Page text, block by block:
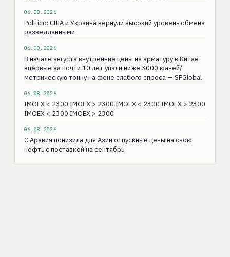
06.08.2026
Politico: США и Украина вернули высокий уровень обмена
разведданными
06.08.2026
В начале августа внутренние цены на арматуру в Китае
впервые за почти 10 лет упали ниже 3000 юаней/
метрическую тонну на фоне слабого спроса — SPGlobal
06.08.2026
IMOEX < 2300 IMOEX > 2300 IMOEX < 2300 IMOEX > 2300
IMOEX < 2300 IMOEX > 2300
06.08.2026
С.Аравия понизила для Азии отпускные цены на свою
нефть с поставкой на сентябрь